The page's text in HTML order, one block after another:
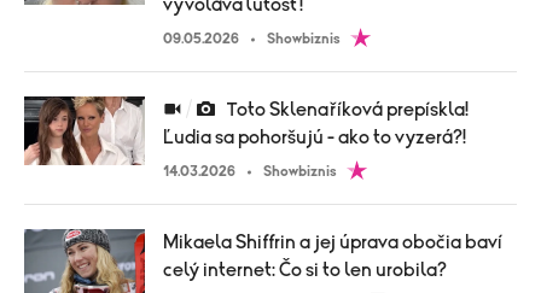
vyvoláva ľútosť!
09.05.2026 Showbiznis
Ľudia sa pohoršujú - ako to vyzerá?!
14.03.2026 Showbiznis
Mikaela Shiffrin a jej úprava obočia baví
celý internet: Čo si to len urobila?